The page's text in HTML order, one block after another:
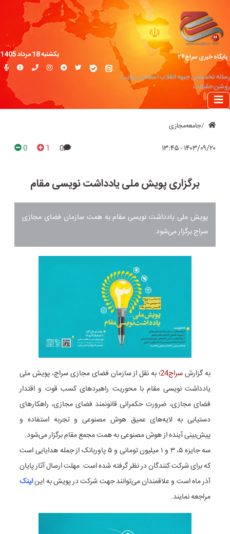
پایگاه خبری سراج۲۴
رسانه تخصصی جبهه انقلاب اسلامی؛ روایت
روشن حقیقت
یکشنبه 18 مرداد 1405
جامعه‌مجازی
۱۴۰۳/۰۹/۲۰ - ۱۳:۴۵ 0
1
0
برگزاری پویش ملی یادداشت نویسی مقام
پویش ملی یادداشت نویسی مقام به همت سازمان فضای مجازی
سراج برگزار می‌شود.
به گزارشسراج24
؛ به نقل از سازمان فضای مجازی سراج، پویش ملی
یادداشت نویسی مقام با محوریت راهبردهای کسب قوت و اقتدار
فضای مجازی، ضرورت حکمرانی قانونمند فضای مجازی، راهکارهای
دستیابی به لایه‌های عمیق هوش مصنوعی و تجربه استفاده و
پیش‌بینی آینده از هوش مصنوعی به همت مجمع مقام برگزار می‌شود.
سه جایزه ۵، ۳ و ۱ میلیون تومانی و ۵ پاوربانک از جمله هدایایی است
که برای شرکت کنندگان در نظر گرفته شده است. مهلت ارسال آثار پایان
آذر ماه است و علاقمندان می‌توانند جهت شرکت در پویش به اینلینک
مراجعه نمایند.